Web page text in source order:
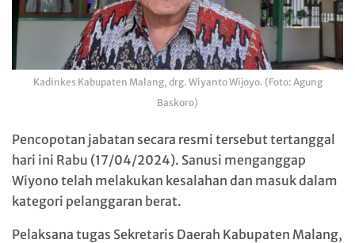
Kadinkes Kabupaten Malang, drg. Wiyanto Wijoyo. (Foto: Agung
Baskoro)
Pencopotan jabatan secara resmi tersebut tertanggal
hari ini Rabu (17/04/2024). Sanusi menganggap
Wiyono telah melakukan kesalahan dan masuk dalam
kategori pelanggaran berat.
Pelaksana tugas Sekretaris Daerah Kabupaten Malang,